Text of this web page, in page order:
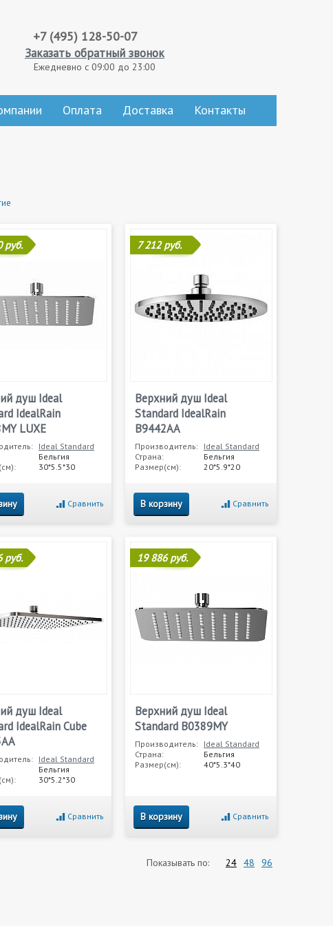
+7 (495) 128-50-07
Заказать обратный звонок
Ежедневно с 09:00 до 23:00
Оплата Доставка Контакты
руб.
душ Ideal
IdealRain
LUXE
Ideal Standard
Бельгия
30*5.5*30
Сравнить
7 212 руб.
Верхний душ Ideal
Standard IdealRain
B9442AA
Производитель: Ideal Standard
Страна:
Бельгия
Размер(см):
20*5.9*20
В корзину Сравнить
руб.
душ Ideal
IdealRain Cube
Ideal Standard
Бельгия
30*5.2*30
Сравнить
19 886 руб.
Верхний душ Ideal
Standard B0389MY
Производитель: Ideal Standard
Страна:
Бельгия
Размер(см):
40*5.3*40
В корзину Сравнить
Показывать по: 24 48 96